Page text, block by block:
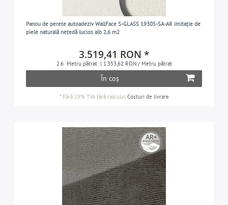
Panou de perete autoadeziv WallFace S-GLASS 19305-SA-AR imitație de
piele naturală netedă lucios alb 2,6 m2
3.519,41 RON *
2.6 Metru pătrat | 1.353,62 RON / Metru pătrat
În coș
* Fără 19% TVAfără calculul Costuri de livrare